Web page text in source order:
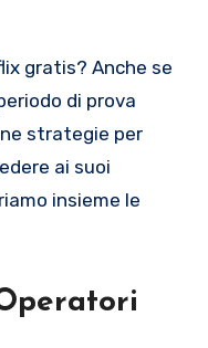
gratis? Anche se
di prova
strategie per
ai suoi
insieme le